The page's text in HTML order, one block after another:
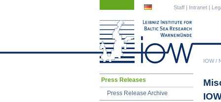
IOW/
Staff | Intranet |
Skip
Press Releases
Press Release Archive